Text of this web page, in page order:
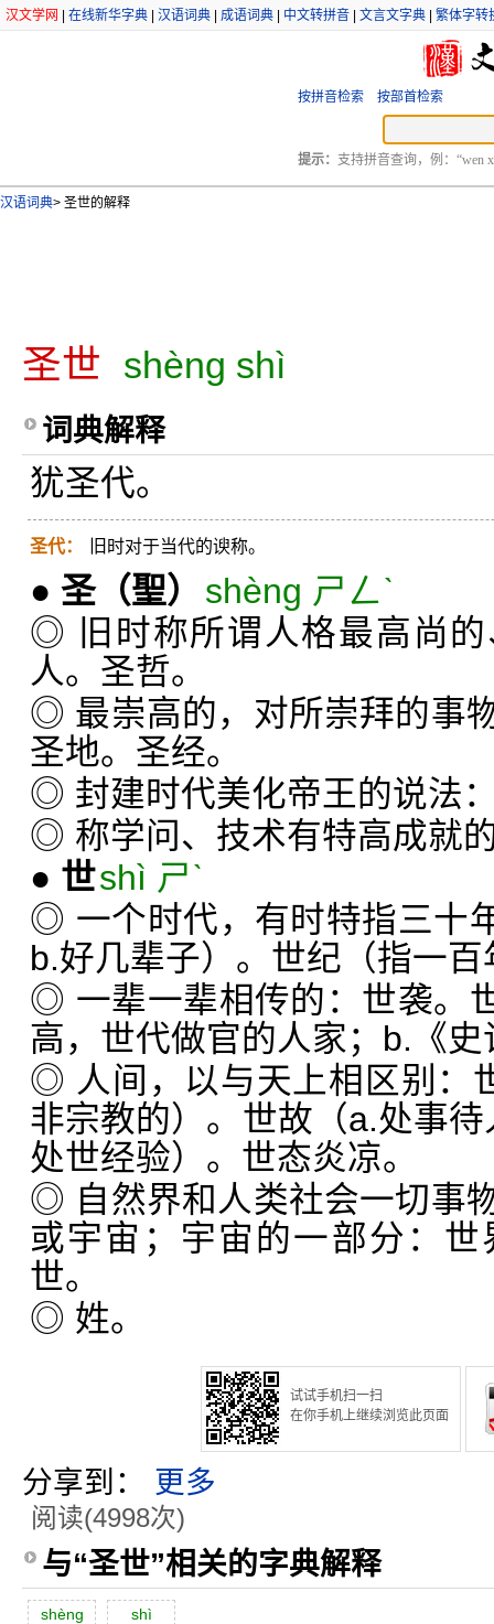
汉文学网 在线新华字典 汉语词典 成语词典 中文转拼音 文言文字典 繁体字转
按拼音检索 按部首检索
提示： 支持拼音查询，例：“wen
汉语词典> 圣世的解释
圣世 shèng shì
词典解释
犹圣代。
圣代： 旧时对于当代的谀称。
● 圣（聖）
shèng ㄕㄥˋ
◎ 旧时称所谓人格最高尚
人。圣哲。
◎ 最崇高的，对所崇拜的事
圣地。圣经。
◎ 封建时代美化帝王的说法
◎ 称学问、技术有特高成就
● 世shì ㄕˋ
◎ 一个时代，有时特指三十
b.好几辈子）。世纪（指一
◎ 一辈一辈相传的：世袭。
高，世代做官的人家；b.《
◎ 人间，以与天上相区别：
非宗教的）。世故（a.处事待
处世经验）。世态炎凉。
◎ 自然界和人类社会一切事
或宇宙；宇宙的一部分：
世。
◎ 姓。
试试手机扫一扫
在你手机上继续浏览此页面
分享到： 更多
阅读(4998次)
与“圣世”相关的字典解释
shèng shì